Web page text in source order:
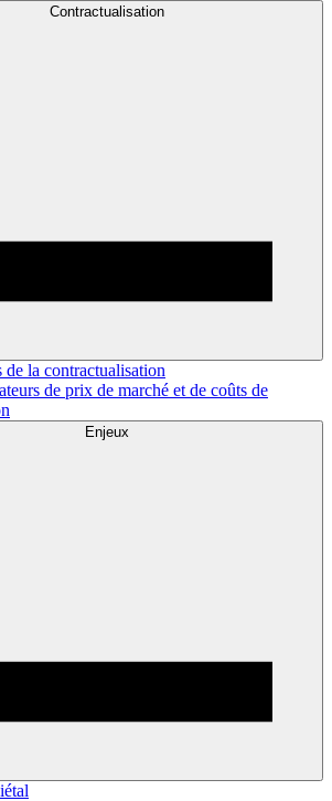
Contractualisation
de la contractualisation
de prix de marché et de coûts de
Enjeux